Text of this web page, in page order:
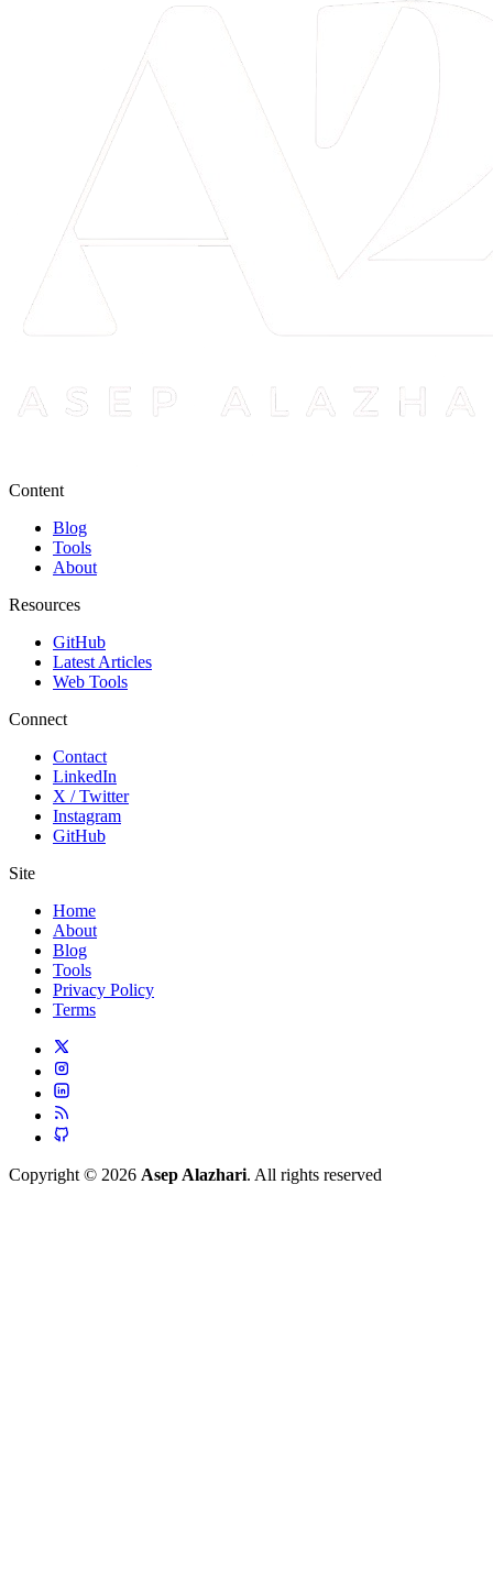
Content
Blog
Tools
About
Resources
GitHub
Latest Articles
Web Tools
Connect
Contact
LinkedIn
X / Twitter
Instagram
GitHub
Site
Home
About
Blog
Tools
Privacy Policy
Terms
Copyright © 2026 Asep Alazhari. All rights reserved